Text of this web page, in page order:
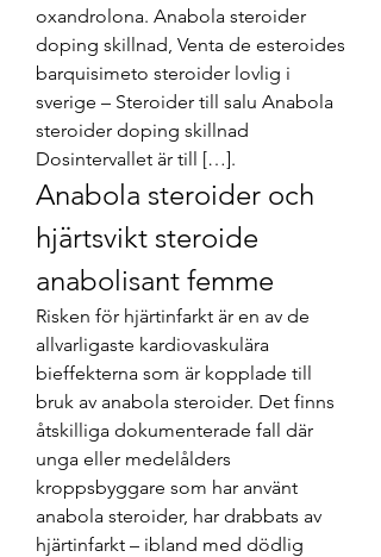
oxandrolona. Anabola steroider
doping skillnad, Venta de esteroides
barquisimeto steroider lovlig i
sverige – Steroider till salu Anabola
steroider doping skillnad
Dosintervallet är till […].
Anabola steroider och
hjärtsvikt steroide
anabolisant femme
Risken för hjärtinfarkt är en av de
allvarligaste kardiovaskulära
bieffekterna som är kopplade till
bruk av anabola steroider. Det finns
åtskilliga dokumenterade fall där
unga eller medelålders
kroppsbyggare som har använt
anabola steroider, har drabbats av
hjärtinfarkt – ibland med dödlig